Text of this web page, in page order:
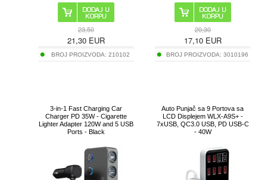
23,50
21,30EUR
BROJ PROIZVODA: 210102
20,30
17,10EUR
BROJ PROIZVODA: 3010196
3-in-1 Fast Charging Car
Charger PD 35W - Cigarette
Lighter Adapter 120W and 5 USB
Ports - Black
Auto Punjač sa 9 Portova sa
LCD Displejem WLX-A9S+ -
7xUSB, QC3.0 USB, PD USB-C
- 40W